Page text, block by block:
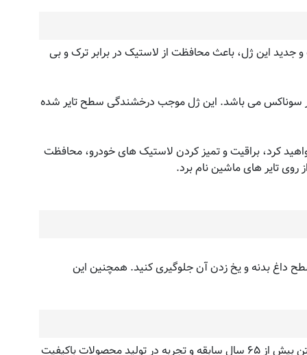
جدید این ژل، باعث محافظت از لاستیک در برابر ترک و بی
سوناکس می باشد. این ژل موجب درخشندگی سطح تایر شده
کرد، براقیت و تمیز کردن لاستیک های خودرو، محافظت
تایر های ماشین نام برد.
داغ بدنه و یخ زدن آن جلوگیری کنید. همچنین این
وقتی صحبت از محصولات نگهداری اتومبیل با تکنولوژی روز می شود، سوناکس SONAX در رتبه اول قرار دارد. سوناکس SONAX با داشتن بیش از ۶۵ سال سابقه و تجربه در تولید محصولات باکیفیت